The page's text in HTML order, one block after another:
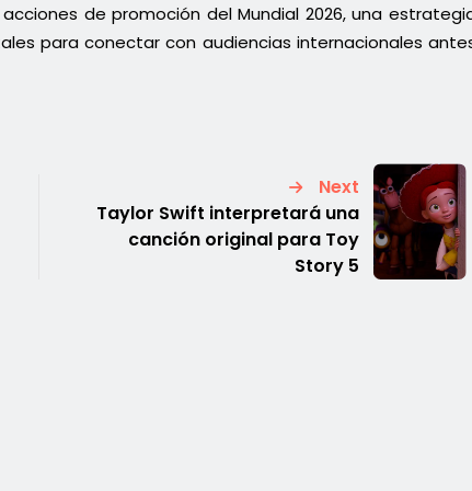
de promoción del Mundial 2026, una
para conectar con audiencias internacionales
Next
Taylor Swift interpretará una
canción original para Toy
Story 5